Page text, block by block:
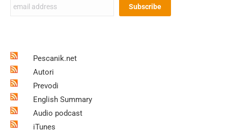
Pescanik.net
Autori
Prevodi
English Summary
Audio podcast
iTunes